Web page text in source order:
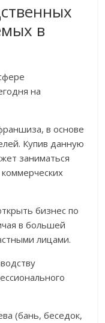
в
на
в основе
Купив данную
заниматься
бизнес по
в большей
лицами.
(бань, беседок,